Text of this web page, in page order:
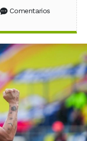
Facebook
en X (Twitter)
en WhatsApp
Comentarios